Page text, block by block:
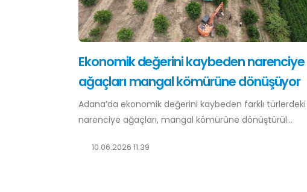
Ekonomik değerini kaybeden narenciye
ağaçları mangal kömürüne dönüşüyor
Adana’da ekonomik değerini kaybeden farklı türlerdeki
narenciye ağaçları, mangal kömürüne dönüştürül...
10.06.2026 11:39